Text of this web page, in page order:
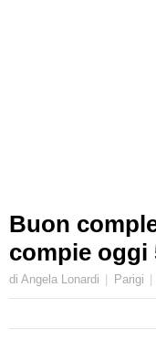
Buon
compie oggi
di Angela Lonardi Parigi